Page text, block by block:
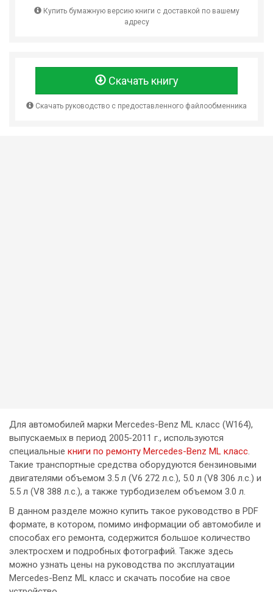
Купить бумажную версию книги с доставкой по вашему
адресу
Скачать книгу
Скачать руководство с предоставленного файлообменника
Для автомобилей марки Mercedes-Benz ML класс (W164),
выпускаемых в период 2005-2011 г., используются
специальные книги по ремонту Mercedes-Benz ML класс.
Такие транспортные средства оборудуются бензиновыми
двигателями объемом 3.5 л (V6 272 л.с.), 5.0 л (V8 306 л.с.) и
5.5 л (V8 388 л.с.), а также турбодизелем объемом 3.0 л.
В данном разделе можно купить такое руководство в PDF
формате, в котором, помимо информации об автомобиле и
способах его ремонта, содержится большое количество
электросхем и подробных фотографий. Также здесь
можно узнать цены на руководства по эксплуатации
Mercedes-Benz ML класс и скачать пособие на свое